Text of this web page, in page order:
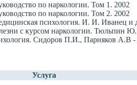
по наркологии. Том 1. 2002
по наркологии. Том 2. 2002
психология. И. И. Иванец
с курсом наркологии.
Сидоров П.И., Парняков
Услуга